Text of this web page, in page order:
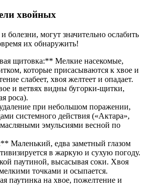
хвойных
болезни, могут значительно ослабить
их обнаружить!
щитовка:** Мелкие насекомые,
которые присасываются к хвое и
слабеет, хвоя желтеет и опадает.
и ветвях видны бугорки-щитки,
роса).
при небольшом поражении,
системного действия («Актара»,
эмульсиями весной по
Маленький, едва заметный глазом
в жаркую и сухую погоду.
паутиной, высасывая соки. Хвоя
точками и осыпается.
паутинка на хвое, пожелтение и